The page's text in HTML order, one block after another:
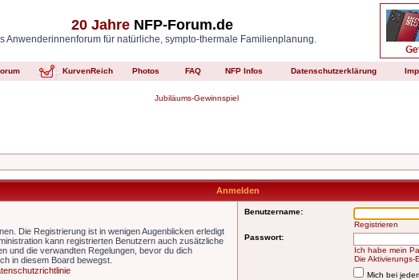
20 JahreNFP-Forum.de
Anwenderinnenforum für natürliche, sympto-thermale Familienplanung.
KurvenReich Photos FAQ NFP Infos Datenschutzerklärung
Jubiläums-Gewinnspiel
Anmelden
Die Registrierung ist in wenigen Augenblicken erledigt
kann registrierten Benutzern auch zusätzliche
und die verwandten Regelungen, bevor du dich
in diesem Board bewegst.
Benutzername:
Registrieren
Passwort:
Ich habe mein
Die Aktivierungs-
Mich bei